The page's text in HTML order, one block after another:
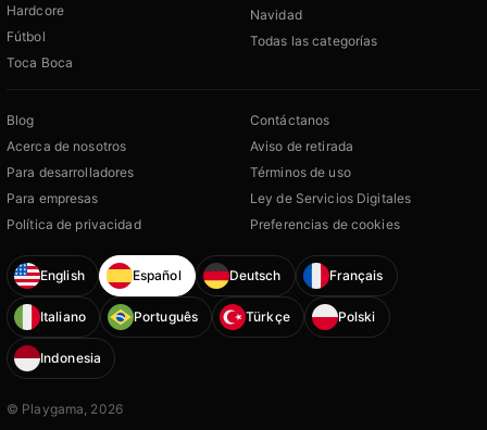
Hardcore
Fútbol
Toca Boca
Navidad
Todas las categorías
Blog
Acerca de nosotros
Para desarrolladores
Para empresas
Política de privacidad
Contáctanos
Aviso de retirada
Términos de uso
Ley de Servicios Digitales
Preferencias de cookies
English Español Deutsch Français
Italiano Português Türkçe Polski
Indonesia
© Playgama, 2026